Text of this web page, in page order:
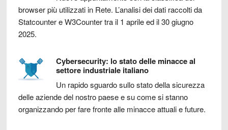
browser più utilizzati in Rete. L’analisi dei dati raccolti da
Statcounter e W3Counter tra il 1 aprile ed il 30 giugno
2025.
Cybersecurity: lo stato delle minacce al
settore industriale italiano
Un rapido sguardo sullo stato della sicurezza
delle aziende del nostro paese e su come si stanno
organizzando per fare fronte alle minacce attuali e future.